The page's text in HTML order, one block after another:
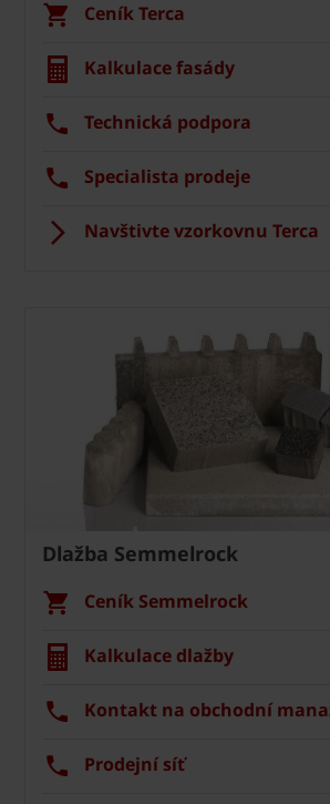
Ceník Terca
Kalkulace fasády
Technická podpora
Specialista prodeje
Navštivte vzorkovnu Terca
Dlažba Semmelrock
Ceník Semmelrock
Kalkulace dlažby
Kontakt na obchodní
Prodejní síť